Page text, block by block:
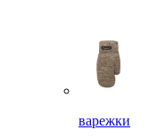
варежки